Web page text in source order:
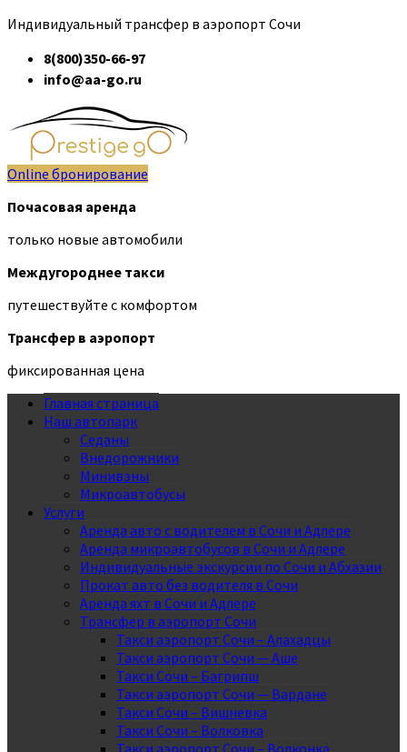
Индивидуальный трансфер в аэропорт Сочи
8(800)350-66-97
info@aa-go.ru
Online бронирование
Почасовая аренда
только новые автомобили
Междугороднее такси
путешествуйте с комфортом
Трансфер в аэропорт
фиксированная цена
Главная страница
Наш автопарк
Седаны
Внедорожники
Минивэны
Микроавтобусы
Услуги
Аренда авто с водителем в Сочи и Адлере
Аренда микроавтобусов в Сочи и Адлере
Индивидуальные экскурсии по Сочи и Абхазии
Прокат авто без водителя в Сочи
Аренда яхт в Сочи и Адлере
Трансфер в аэропорт Сочи
Такси аэропорт Сочи – Алахадцы
Такси аэропорт Сочи — Аше
Такси Сочи – Багрипш
Такси аэропорт Сочи — Вардане
Такси Сочи – Вишневка
Такси Сочи – Волковка
Такси аэропорт Сочи – Волконка